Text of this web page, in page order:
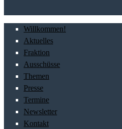
Willkommen!
Aktuelles
Fraktion
Ausschüsse
Themen
Presse
Termine
Newsletter
Kontakt